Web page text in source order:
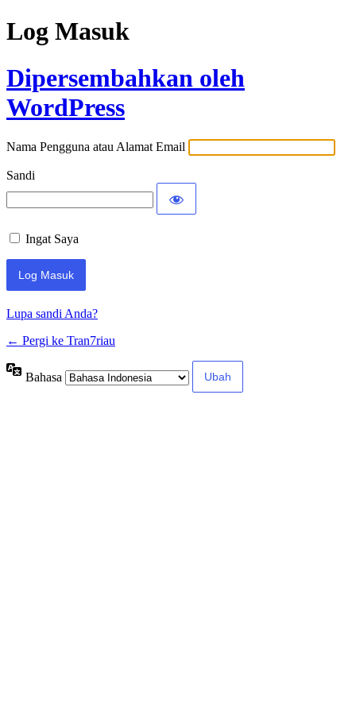
Log Masuk
Dipersembahkan oleh
WordPress
Nama Pengguna atau Alamat Email
Sandi
Ingat Saya
Lupa sandi Anda?
← Pergi ke Tran7riau
Bahasa